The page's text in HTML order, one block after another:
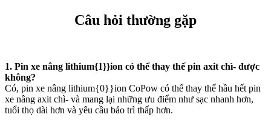
Câu hỏi thường gặp
1. Pin xe nâng lithium{1}}ion có thể thay thế pin axit chì- được
không?
Có, pin xe nâng lithium{0}}ion CoPow có thể thay thế hầu hết pin
xe nâng axit chì- và mang lại những ưu điểm như sạc nhanh hơn,
tuổi thọ dài hơn và yêu cầu bảo trì thấp hơn.